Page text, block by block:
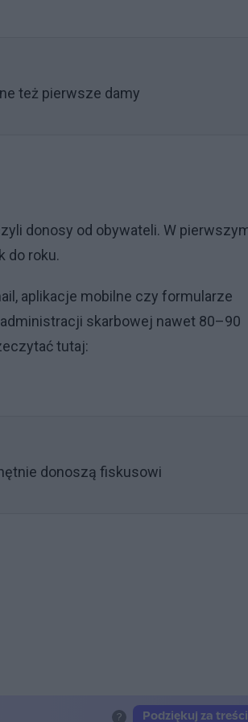
też pierwsze damy
donosy od obywateli. W
do roku.
aplikacje mobilne czy formularze
skarbowej nawet 80–90
tutaj:
donoszą fiskusowi